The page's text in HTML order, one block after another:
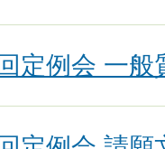
定例会 一般